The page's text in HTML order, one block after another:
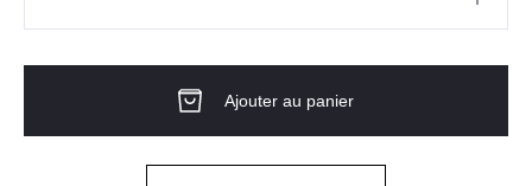
Merino
Ajouter au panier